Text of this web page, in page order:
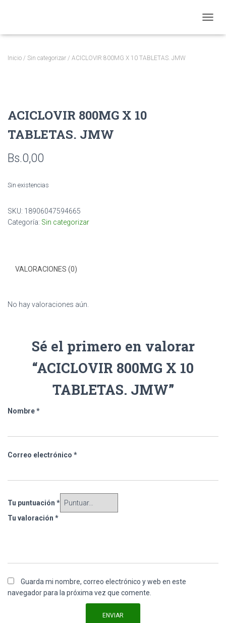
Inicio / Sin categorizar / ACICLOVIR 800MG X 10 TABLETAS. JMW
ACICLOVIR 800MG X 10
TABLETAS. JMW
Bs.0,00
Sin existencias
SKU: 18906047594665
Categoría: Sin categorizar
VALORACIONES (0)
No hay valoraciones aún.
Sé el primero en valorar
“ACICLOVIR 800MG X 10
TABLETAS. JMW”
Nombre*
Correo electrónico *
Tu puntuación *
Tu valoración *
Guarda mi nombre, correo electrónico y web en este
navegador para la próxima vez que comente.